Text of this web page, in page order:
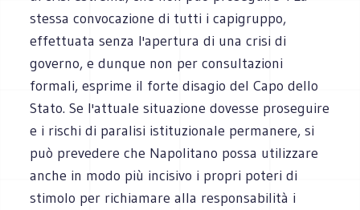
stessa convocazione di tutti i capigruppo,
effettuata senza l'apertura di una crisi di
governo, e dunque non per consultazioni
formali, esprime il forte disagio del Capo dello
Stato. Se l'attuale situazione dovesse proseguire
e i rischi di paralisi istituzionale permanere, si
può prevedere che Napolitano possa utilizzare
anche in modo più incisivo i propri poteri di
stimolo per richiamare alla responsabilità i